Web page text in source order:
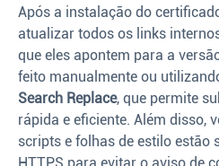
Após a instalação do
atualizar todos os links
que eles apontem para a
feito manualmente ou
Search Replace, que permite
rápida e eficiente. Além disso,
scripts e folhas de estilo estão